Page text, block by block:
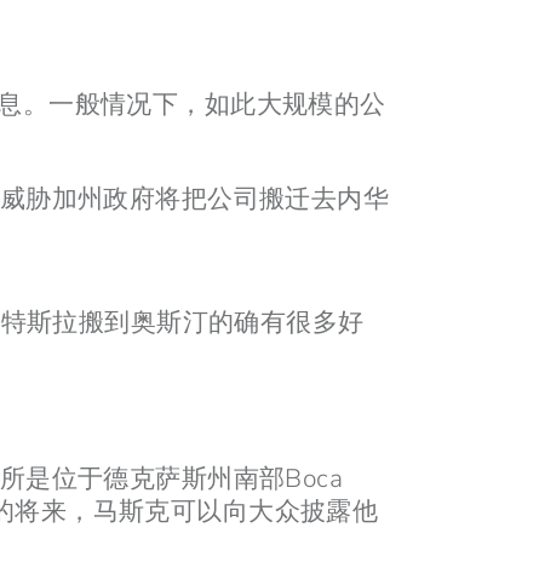
。一般情况下，如此大规模的公
胁加州政府将把公司搬迁去内华
斯拉搬到奥斯汀的确有很多好
是位于德克萨斯州南部Boca
来，马斯克可以向大众披露他